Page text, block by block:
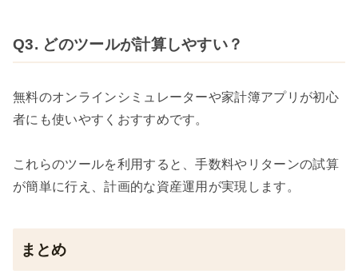
Q3. どのツールが計算しやすい？
無料のオンラインシミュレーターや家計簿アプリが初心
者にも使いやすくおすすめです。
これらのツールを利用すると、手数料やリターンの試算
が簡単に行え、計画的な資産運用が実現します。
まとめ